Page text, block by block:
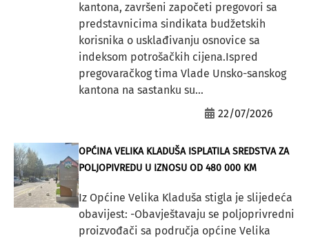
kantona, završeni započeti pregovori sa
predstavnicima sindikata budžetskih
korisnika o usklađivanju osnovice sa
indeksom potrošačkih cijena.Ispred
pregovaračkog tima Vlade Unsko-sanskog
kantona na sastanku su...
22/07/2026
OPĆINA VELIKA KLADUŠA ISPLATILA SREDSTVA ZA
POLJOPIVREDU U IZNOSU OD 480 000 KM
Iz Općine Velika Kladuša stigla je slijedeća
obavijest: -Obavještavaju se poljoprivredni
proizvođači sa područja općine Velika